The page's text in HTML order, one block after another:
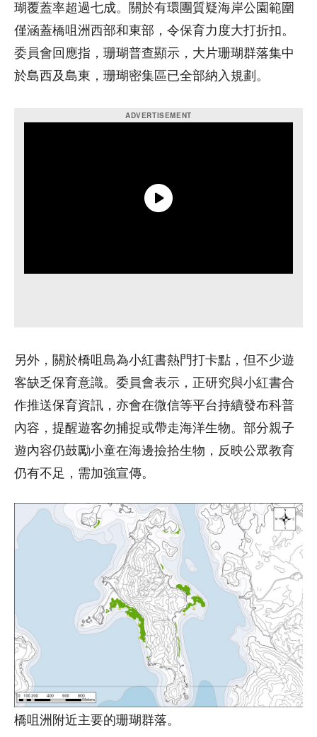
瑚覆蓋率超過七成。關於有環團質疑海岸公園範圍
僅涵蓋橋咀洲西部和東部，令保育力度大打折扣。
委員會回應指，珊瑚普查顯示，大片珊瑚群落集中
於島西及島東，珊瑚密集區已全部納入規劃。
另外，關於橋咀島為小紅書熱門打卡點，但不少遊
客缺乏保育意識。委員會表示，正研究與小紅書合
作推送保育資訊，亦會在微信等平台持續發布科普
內容，提醒遊客勿捕捉或帶走海洋生物。部分親子
遊內容仍鼓勵小童在海邊撿拾生物，反映公眾教育
仍有不足，需加強宣傳。
橋咀洲附近主要的珊瑚群落。